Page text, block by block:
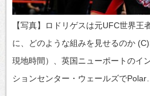
【写真】ロドリゲスは元UFC世界王
に、どのような組みを見せるのか
現地時間）、英国ニューポートのイ
ションセンター・ウェールズで